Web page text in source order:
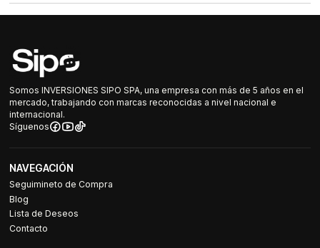
Somos INVERSIONES SIPO SPA, una empresa con más de 5 años en el
mercado, trabajando con marcas reconocidas a nivel nacional e
internacional.
Síguenos
NAVEGACIÓN
Seguimineto de Compra
Blog
Lista de Deseos
Contacto